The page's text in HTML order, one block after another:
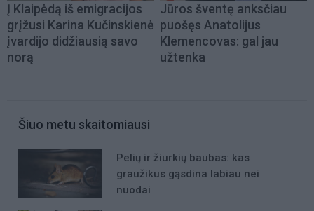
Į Klaipėdą iš emigracijos
grįžusi Karina Kučinskienė
įvardijo didžiausią savo
norą
Jūros šventę anksčiau
puošęs Anatolijus
Klemencovas: gal jau
užtenka
Šiuo metu skaitomiausi
Pelių ir žiurkių baubas: kas
graužikus gąsdina labiau nei
nuodai